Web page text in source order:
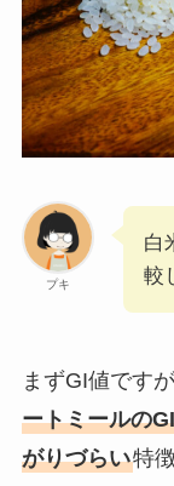
プキ
白
較
まずGI値ですが
ートミールの
がりづらい特